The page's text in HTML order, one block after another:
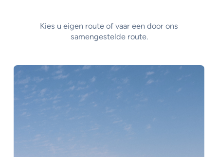
Kies u eigen route of vaar een door ons
samengestelde route.